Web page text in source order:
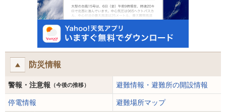
防災情報
警報・注意報 （今後の推移） 避難情報・避難所の開設情報
停電情報
避難場所マップ